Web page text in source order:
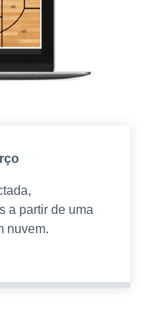
a partir de uma
nuvem.